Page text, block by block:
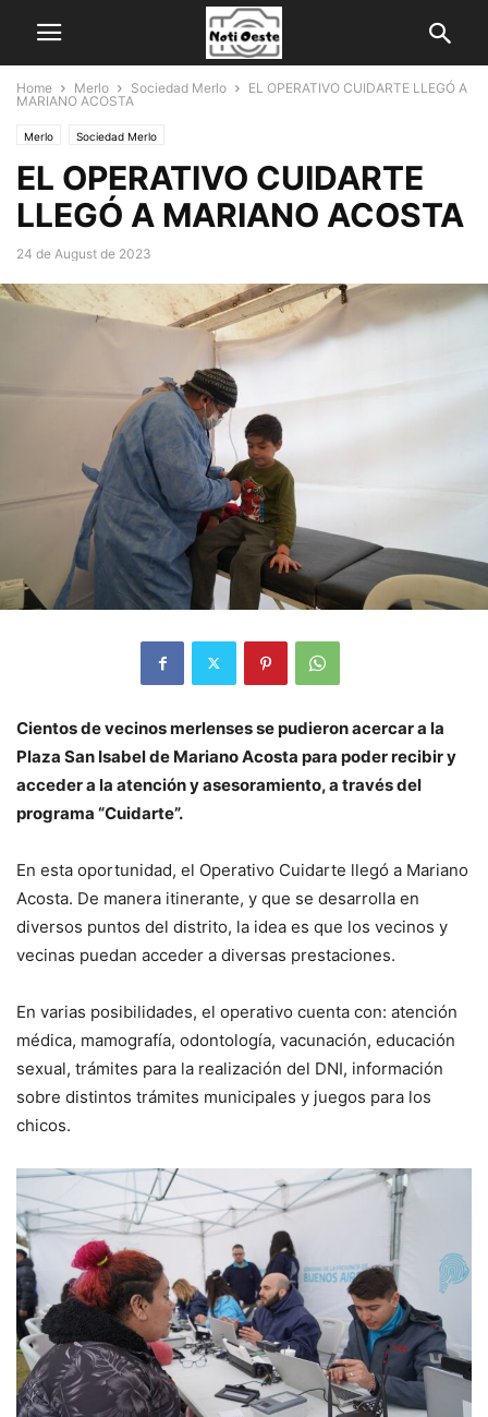
Home Merlo Sociedad Merlo
EL OPERATIVO CUIDARTE LLEGÓ A
MARIANO ACOSTA
Merlo Sociedad Merlo
EL OPERATIVO CUIDARTE
LLEGÓ A MARIANO ACOSTA
24 de August de 2023
Cientos de vecinos merlenses se pudieron acercar a la
Plaza San Isabel de Mariano Acosta para poder recibir y
acceder a la atención y asesoramiento, a través del
programa “Cuidarte”.
En esta oportunidad, el Operativo Cuidarte llegó a Mariano
Acosta. De manera itinerante, y que se desarrolla en
diversos puntos del distrito, la idea es que los vecinos y
vecinas puedan acceder a diversas prestaciones.
En varias posibilidades, el operativo cuenta con: atención
médica, mamografía, odontología, vacunación, educación
sexual, trámites para la realización del DNI, información
sobre distintos trámites municipales y juegos para los
chicos.